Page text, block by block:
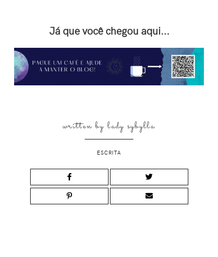
Já que você chegou aqui...
written bylady sybylla
ESCRITA